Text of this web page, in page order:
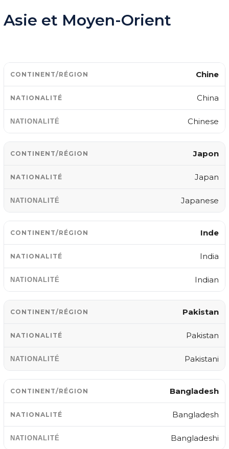
Asie et Moyen-Orient
Chine
China
Chinese
Japon
Japan
Japanese
Inde
India
Indian
Pakistan
Pakistan
Pakistani
Bangladesh
Bangladesh
Bangladeshi